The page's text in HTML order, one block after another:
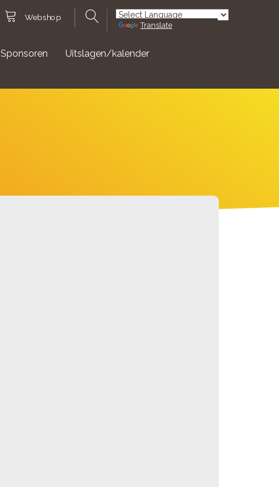
Webshop
Powered by
Translate
Sponsoren Uitslagen/kalender